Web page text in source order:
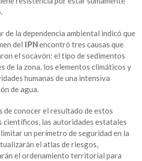
de la dependencia ambiental indicó que
del IPNencontró tres causas que
el socavón: el tipo de sedimentos
de la zona, los elementos climáticos y
humanas de una intensiva
de agua.
de conocer el resultado de estos
científicos, las autoridades estatales
un perímetro de seguridad en la
el atlas de riesgos,
el ordenamiento territorial para